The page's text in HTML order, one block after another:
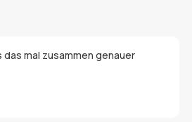
mal zusammen genauer